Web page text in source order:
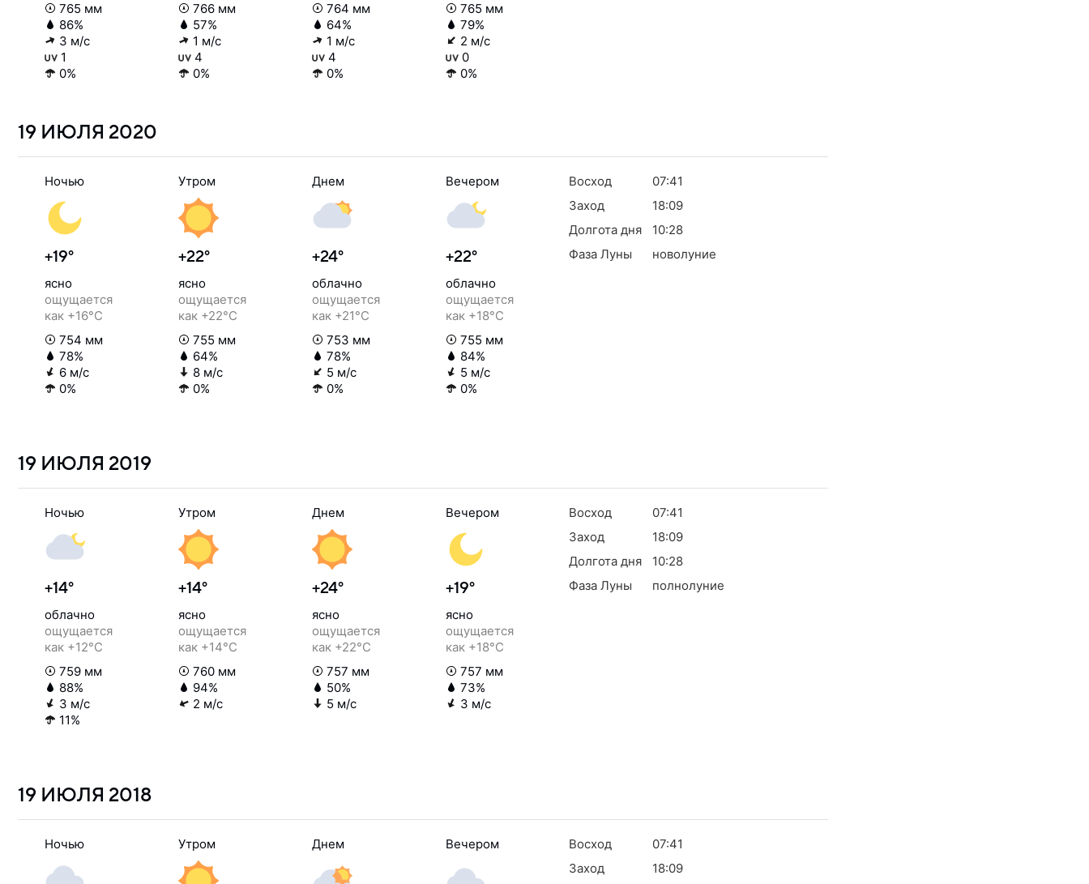
765 мм
86%
3 м/с
1
0%
766 мм
57%
1 м/с
4
0%
764 мм
64%
1 м/с
4
0%
765 мм
79%
2 м/с
0
0%
19 ИЮЛЯ 2020
Ночью
+19°
ясно
ощущается
как +16°C
754 мм
78%
6 м/с
0%
Утром
+22°
ясно
ощущается
как +22°C
755 мм
64%
8 м/с
0%
Днем
+24°
облачно
ощущается
как +21°C
753 мм
78%
5 м/с
0%
Вечером
+22°
облачно
ощущается
как +18°C
755 мм
84%
5 м/с
0%
Восход
07:41
Заход
18:09
Долгота дня
10:28
Фаза Луны
новолуние
19 ИЮЛЯ 2019
Ночью
+14°
облачно
ощущается
как +12°C
759 мм
88%
3 м/с
11%
Утром
+14°
ясно
ощущается
как +14°C
760 мм
94%
2 м/с
Днем
+24°
ясно
ощущается
как +22°C
757 мм
50%
5 м/с
Вечером
+19°
ясно
ощущается
как +18°C
757 мм
73%
3 м/с
Восход
07:41
Заход
18:09
Долгота дня
10:28
Фаза Луны
полнолуние
19 ИЮЛЯ 2018
Ночью Утром Днем Вечером Восход
07:41
Заход
18:09